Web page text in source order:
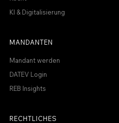
KI & Digitalisierung
MANDANTEN
Mandant werden
DATEV Login
REB Insights
RECHTLICHES